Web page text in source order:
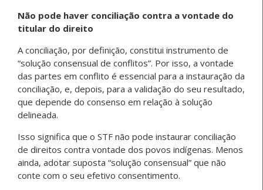
Não pode haver conciliação contra a vontade do
titular do direito
A conciliação, por definição, constitui instrumento de
“solução consensual de conflitos”. Por isso, a vontade
das partes em conflito é essencial para a instauração da
conciliação, e, depois, para a validação do seu resultado,
que depende do consenso em relação à solução
delineada.
Isso significa que o STF não pode instaurar conciliação
de direitos contra vontade dos povos indígenas. Menos
ainda, adotar suposta “solução consensual” que não
conte com o seu efetivo consentimento.